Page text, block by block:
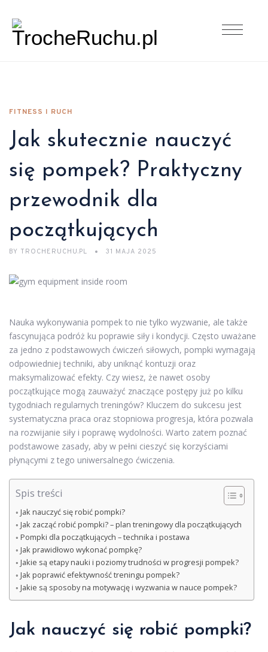
FITNESS I RUCH
Jak skutecznie nauczyć
się pompek? Praktyczny
przewodnik dla
początkujących
BY TROCHERUCHU.PL 31 MAJA 2025
Nauka wykonywania pompek to nie tylko wyzwanie, ale także
fascynująca podróż ku poprawie siły i kondycji. Często uważane
za jedno z podstawowych ćwiczeń siłowych, pompki wymagają
odpowiedniej techniki, aby uniknąć kontuzji oraz
maksymalizować efekty. Czy wiesz, że nawet osoby
początkujące mogą zauważyć znaczące postępy już po kilku
tygodniach regularnych treningów? Kluczem do sukcesu jest
systematyczna praca oraz stopniowa progresja, która pozwala
na rozwijanie siły i poprawę wydolności. Warto zatem poznać
podstawowe zasady, aby w pełni cieszyć się korzyściami
płynącymi z tego uniwersalnego ćwiczenia.
Spis treści
Jak nauczyć się robić pompki?
Jak zacząć robić pompki? – plan treningowy dla początkujących
Pompki dla początkujących – technika i postawa
Jak prawidłowo wykonać pompkę?
Jakie są etapy nauki i poziomy trudności w progresji pompek?
Jak poprawić efektywność treningu pompek?
Jakie są sposoby na motywację i wyzwania w nauce pompek?
Jak nauczyć się robić pompki?